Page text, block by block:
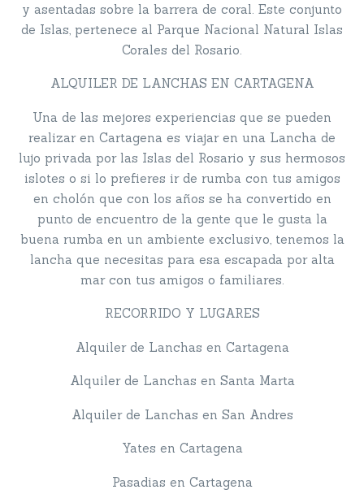
y asentadas sobre la barrera de coral. Este conjunto
de Islas, pertenece al Parque Nacional Natural Islas
Corales del Rosario.
ALQUILER DE LANCHAS EN CARTAGENA
Una de las mejores experiencias que se pueden
realizar en Cartagena es viajar en una Lancha de
lujo privada por las Islas del Rosario y sus hermosos
islotes o si lo prefieres ir de rumba con tus amigos
en cholón que con los años se ha convertido en
punto de encuentro de la gente que le gusta la
buena rumba en un ambiente exclusivo, tenemos la
lancha que necesitas para esa escapada por alta
mar con tus amigos o familiares.
RECORRIDO Y LUGARES
Alquiler de Lanchas en Cartagena
Alquiler de Lanchas en Santa Marta
Alquiler de Lanchas en San Andres
Yates en Cartagena
Pasadias en Cartagena